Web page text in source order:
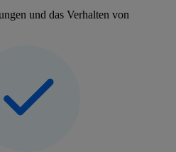
und das Verhalten von